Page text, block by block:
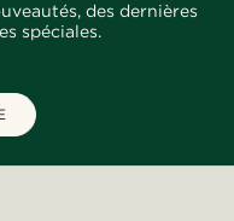
des dernières
spéciales.